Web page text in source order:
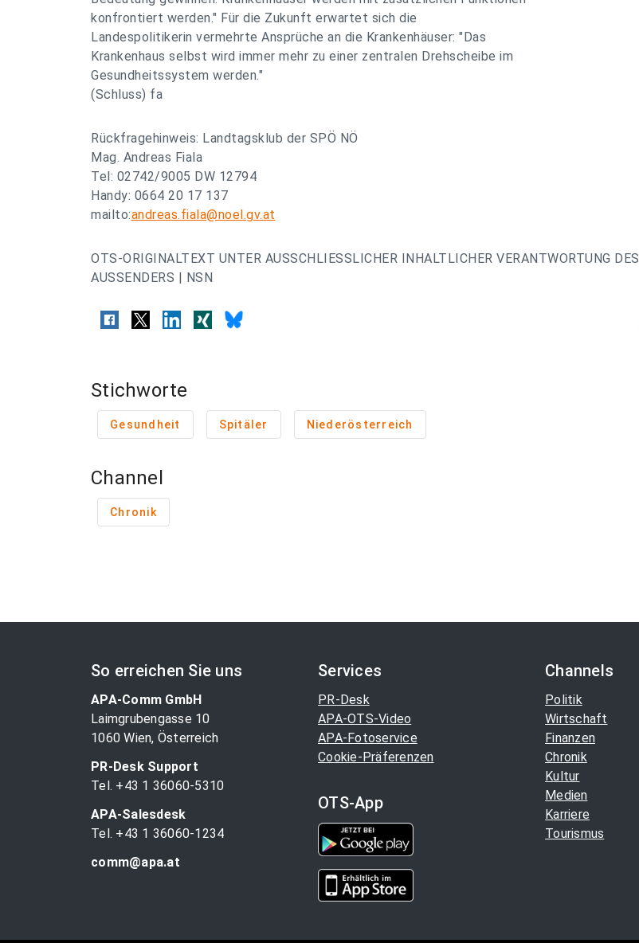
konfrontiert werden." Für die Zukunft erwartet sich die
Landespolitikerin vermehrte Ansprüche an die Krankenhäuser: "Das
Krankenhaus selbst wird immer mehr zu einer zentralen Drehscheibe im
Gesundheitssystem werden."
(Schluss) fa
Rückfragehinweis: Landtagsklub der SPÖ NÖ
Mag. Andreas Fiala
Tel: 02742/9005 DW 12794
Handy: 0664 20 17 137
mailto:andreas.fiala@noel.gv.at
OTS-ORIGINALTEXT UNTER AUSSCHLIESSLICHER INHALTLICHER VERANTWORTUNG DES
AUSSENDERS | NSN
Stichworte
Gesundheit Spitäler Niederösterreich
Channel
Chronik
So erreichen Sie uns
APA-Comm GmbH
Laimgrubengasse 10
1060 Wien, Österreich
PR-Desk Support
Tel. +43 1 36060-5310
APA-Salesdesk
Tel. +43 1 36060-1234
comm@apa.at
Services
PR-Desk
APA-OTS-Video
APA-Fotoservice
Cookie-Präferenzen
OTS-App
Channels
Politik
Wirtschaft
Finanzen
Chronik
Kultur
Medien
Karriere
Tourismus